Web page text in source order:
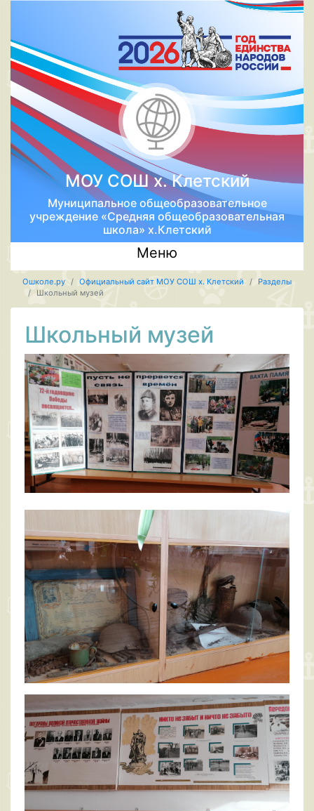
МОУ СОШ х. Клетский
Муниципальное общеобразовательное
учреждение «Средняя общеобразовательная
школа» х.Клетский
Меню
Ошколе.ру Официальный сайт МОУ СОШ х. Клетский
Разделы
Школьный музей
Школьный музей